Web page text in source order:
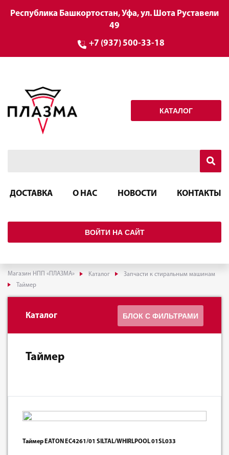
Республика Башкортостан, Уфа, ул. Шота Руставели
49
+7 (937) 500-33-18
КАТАЛОГ
ДОСТАВКА О НАС НОВОСТИ КОНТАКТЫ
ВОЙТИ НА САЙТ
Магазин НПП «ПЛАЗМА» Каталог
Запчасти к стиральным машинам
Таймер
Каталог БЛОК С ФИЛЬТРАМИ
Таймер
Таймер EATON EC4261/01 SILTAL/WHIRLPOOL 01SL033